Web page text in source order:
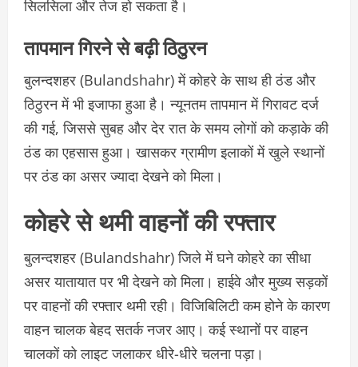
सिलसिला और तेज हो सकता है।
तापमान गिरने से बढ़ी ठिठुरन
बुलन्दशहर (Bulandshahr) में कोहरे के साथ ही ठंड और
ठिठुरन में भी इजाफा हुआ है। न्यूनतम तापमान में गिरावट दर्ज
की गई, जिससे सुबह और देर रात के समय लोगों को कड़ाके की
ठंड का एहसास हुआ। खासकर ग्रामीण इलाकों में खुले स्थानों
पर ठंड का असर ज्यादा देखने को मिला।
कोहरे से थमी वाहनों की रफ्तार
बुलन्दशहर (Bulandshahr) जिले में घने कोहरे का सीधा
असर यातायात पर भी देखने को मिला। हाईवे और मुख्य सड़कों
पर वाहनों की रफ्तार थमी रही। विजिबिलिटी कम होने के कारण
वाहन चालक बेहद सतर्क नजर आए। कई स्थानों पर वाहन
चालकों को लाइट जलाकर धीरे-धीरे चलना पड़ा।